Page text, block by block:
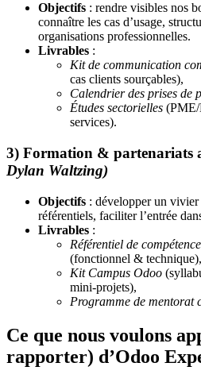
Objectifs : rendre visibles nos
connaître les cas d’usage,
organisations professionnelles.
Livrables :
Kit de communication
cas clients sourçables),
Calendrier des prises de
Études sectorielles (PME/
services).
3) Formation & partenariats
Dylan Waltzing)
Objectifs : développer un vivier
référentiels, faciliter l’entrée
Livrables :
Référentiel de
(fonctionnel & technique),
Kit Campus Odoo
mini‑projets),
Programme de mentorat
Ce que nous voulons
rapporter) d’Odoo